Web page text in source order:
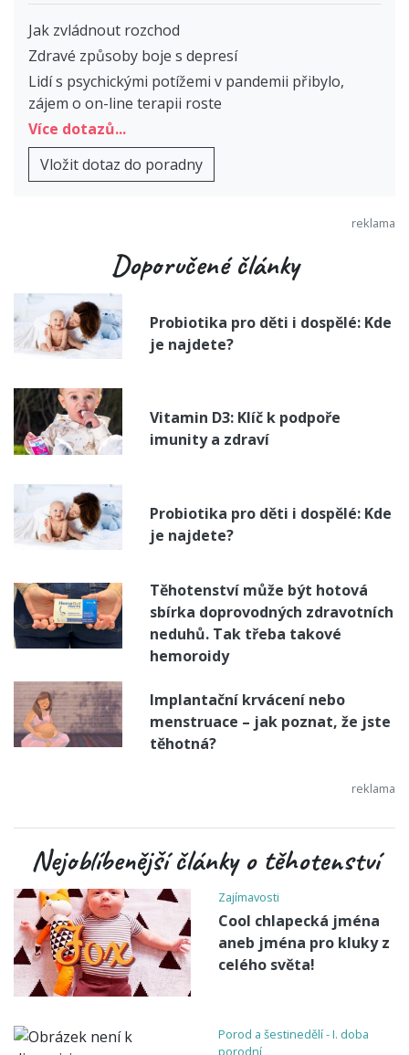
Jak zvládnout rozchod
Zdravé způsoby boje s depresí
Lidí s psychickými potížemi v pandemii přibylo,
zájem o on-line terapii roste
Více dotazů...
Vložit dotaz do poradny
Doporučené články
Probiotika pro děti i dospělé: Kde
je najdete?
Vitamin D3: Klíč k podpoře
imunity a zdraví
Probiotika pro děti i dospělé: Kde
je najdete?
Těhotenství může být hotová
sbírka doprovodných zdravotních
neduhů. Tak třeba takové
hemoroidy
Implantační krvácení nebo
menstruace – jak poznat, že jste
těhotná?
Nejoblíbenější články o těhotenství
Zajímavosti
Cool chlapecká jména
aneb jména pro kluky z
celého světa!
Porod a šestinedělí - I. doba
porodní